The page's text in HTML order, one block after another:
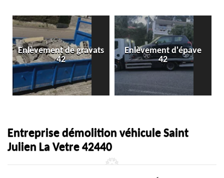
Enlèvement de gravats
42
Enlèvement d'épave
42
Entreprise démolition véhicule Saint
Julien La Vetre 42440